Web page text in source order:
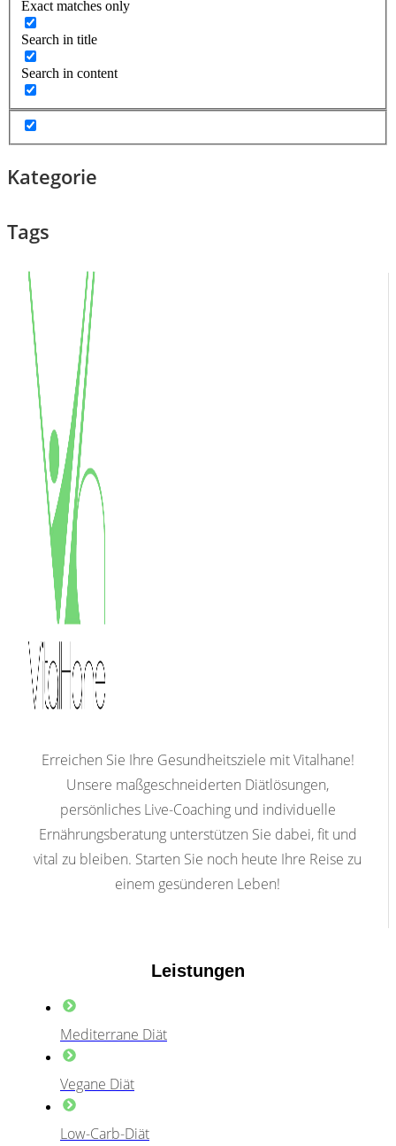
Exact matches only
Search in title
Search in content
Kategorie
Tags
Erreichen Sie Ihre Gesundheitsziele mit Vitalhane!
Unsere maßgeschneiderten Diätlösungen,
persönliches Live-Coaching und individuelle
Ernährungsberatung unterstützen Sie dabei, fit und
vital zu bleiben. Starten Sie noch heute Ihre Reise zu
einem gesünderen Leben!
Leistungen
Mediterrane Diät
Vegane Diät
Low-Carb-Diät